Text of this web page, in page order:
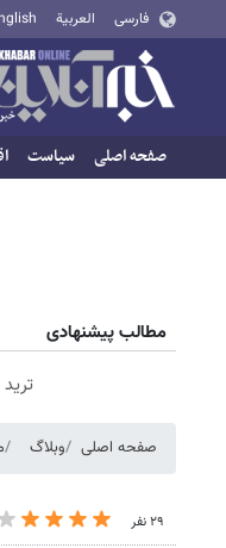
فارسی العربية
صفحه اصلی سیاست
مطالب پیشنهادی
ترید EURUSD با اسپرد از صفر پیپ
صفحه اصلی وبلاگ
۲۹ نفر